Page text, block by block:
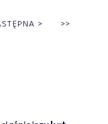
> >>